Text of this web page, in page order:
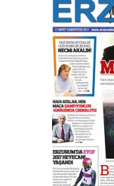
elinde?
31 Mart
A.
BİR
28
Ahmet
26 Mart
Cem